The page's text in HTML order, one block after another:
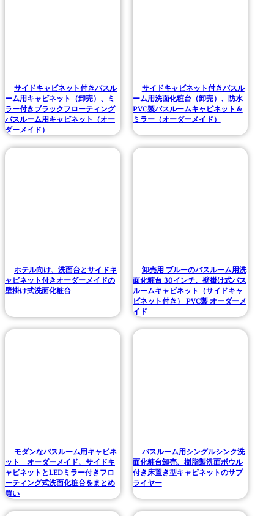
サイドキャビネット付きバスル
ーム用キャビネット（卸売）、ミ
ラー付きブラックフローティング
バスルーム用キャビネット（オー
ダーメイド）
サイドキャビネット付きバスル
ーム用洗面化粧台（卸売）、防水
PVC製バスルームキャビネット＆
ミラー（オーダーメイド）
ホテル向け、洗面台とサイドキ
ャビネット付きオーダーメイドの
壁掛け式洗面化粧台
卸売用 ブルーのバスルーム用洗
面化粧台 30インチ、壁掛け式バス
ルームキャビネット（サイドキャ
ビネット付き） PVC製 オーダーメ
イド
モダンなバスルーム用キャビネ
ット オーダーメイド、サイドキ
ャビネットとLEDミラー付きフロ
ーティング式洗面化粧台をまとめ
買い
バスルーム用シングルシンク洗
面化粧台卸売、樹脂製洗面ボウル
付き床置き型キャビネットのサプ
ライヤー